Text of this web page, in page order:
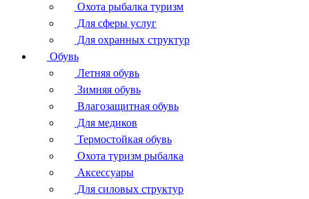
Охота рыбалка туризм
Для сферы услуг
Для охранных структур
Обувь
Летняя обувь
Зимняя обувь
Влагозащитная обувь
Для медиков
Термостойкая обувь
Охота туризм рыбалка
Аксессуары
Для силовых структур